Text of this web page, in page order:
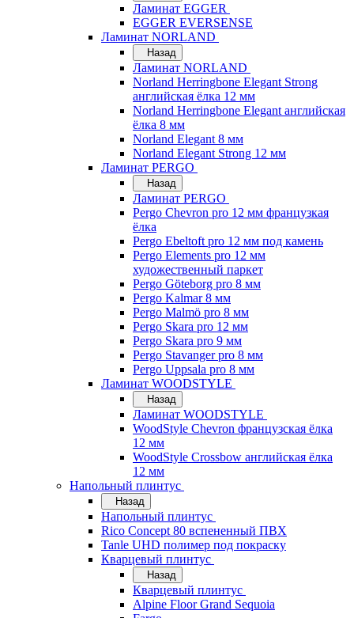
Ламинат EGGER
EGGER EVERSENSE
Ламинат NORLAND
Назад
Ламинат NORLAND
Norland Herringbone Elegant Strong
английская ёлка 12 мм
Norland Herringbone Elegant английская
ёлка 8 мм
Norland Elegant 8 мм
Norland Elegant Strong 12 мм
Ламинат PERGO
Назад
Ламинат PERGO
Pergo Chevron pro 12 мм французкая
ёлка
Pergo Ebeltoft pro 12 мм под камень
Pergo Elements pro 12 мм
художественный паркет
Pergo Göteborg pro 8 мм
Pergo Kalmar 8 мм
Pergo Malmö pro 8 мм
Pergo Skara pro 12 мм
Pergo Skara pro 9 мм
Pergo Stavanger pro 8 мм
Pergo Uppsala pro 8 мм
Ламинат WOODSTYLE
Назад
Ламинат WOODSTYLE
WoodStyle Chevron французская ёлка
12 мм
WoodStyle Crossbow английская ёлка
12 мм
Напольный плинтус
Назад
Напольный плинтус
Rico Concept 80 вспененный ПВХ
Tanle UHD полимер под покраску
Кварцевый плинтус
Назад
Кварцевый плинтус
Alpine Floor Grand Sequoia